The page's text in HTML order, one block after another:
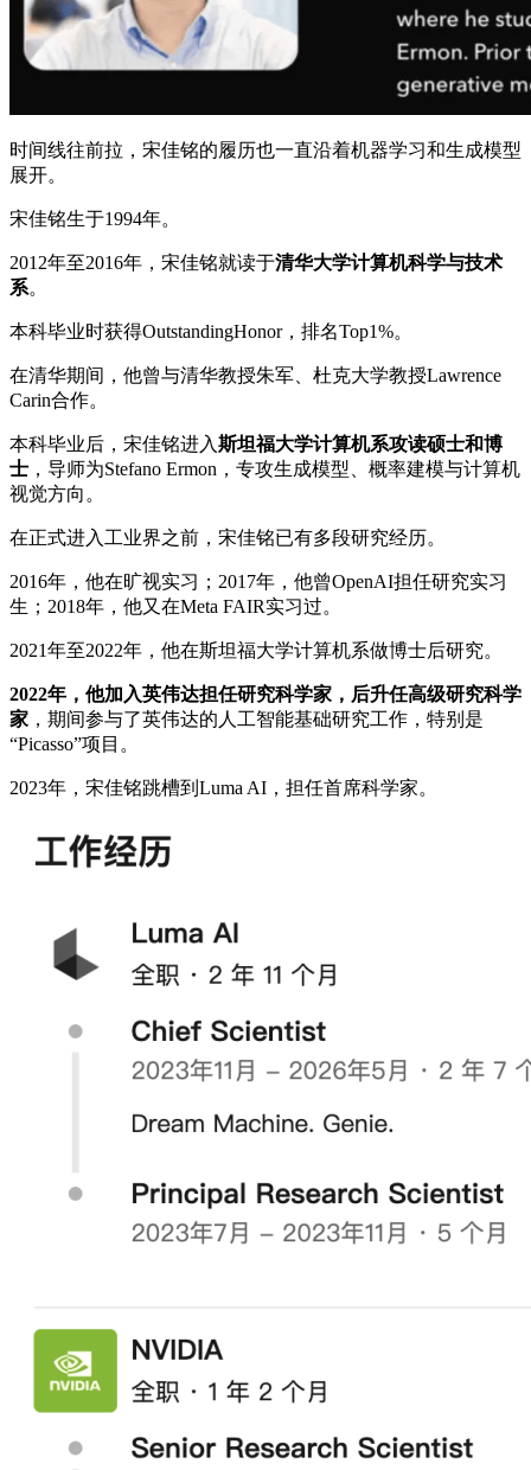
时间线往前拉，宋佳铭的履历也一直沿着机器学习和生成模型
展开。
宋佳铭生于1994年。
2012年至2016年，宋佳铭就读于清华大学计算机科学与技术
系。
本科毕业时获得OutstandingHonor，排名Top1%。
在清华期间，他曾与清华教授朱军、杜克大学教授Lawrence
Carin合作。
本科毕业后，宋佳铭进入斯坦福大学计算机系攻读硕士和博
士 ，导师为Stefano Ermon，专攻生成模型、概率建模与计算机
视觉方向。
在正式进入工业界之前，宋佳铭已有多段研究经历。
2016年，他在旷视实习；2017年，他曾OpenAI担任研究实习
生；2018年，他又在Meta FAIR实习过。
2021年至2022年，他在斯坦福大学计算机系做博士后研究。
2022年，他加入英伟达担任研究科学家，后升任高级研究科学
家 ，期间参与了英伟达的人工智能基础研究工作，特别是
“Picasso”项目。
2023年，宋佳铭跳槽到Luma AI，担任首席科学家。